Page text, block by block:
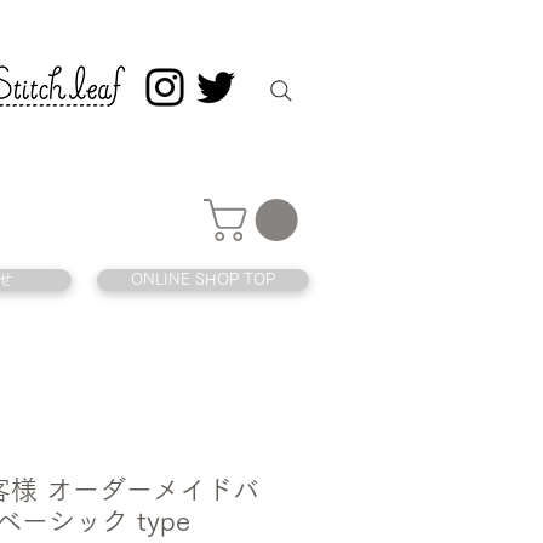
オーダーメイドバ
ーシック type
ONLINE SHOP TOP